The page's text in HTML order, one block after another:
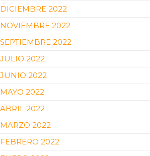
DICIEMBRE 2022
NOVIEMBRE 2022
SEPTIEMBRE 2022
JULIO 2022
JUNIO 2022
MAYO 2022
ABRIL 2022
MARZO 2022
FEBRERO 2022